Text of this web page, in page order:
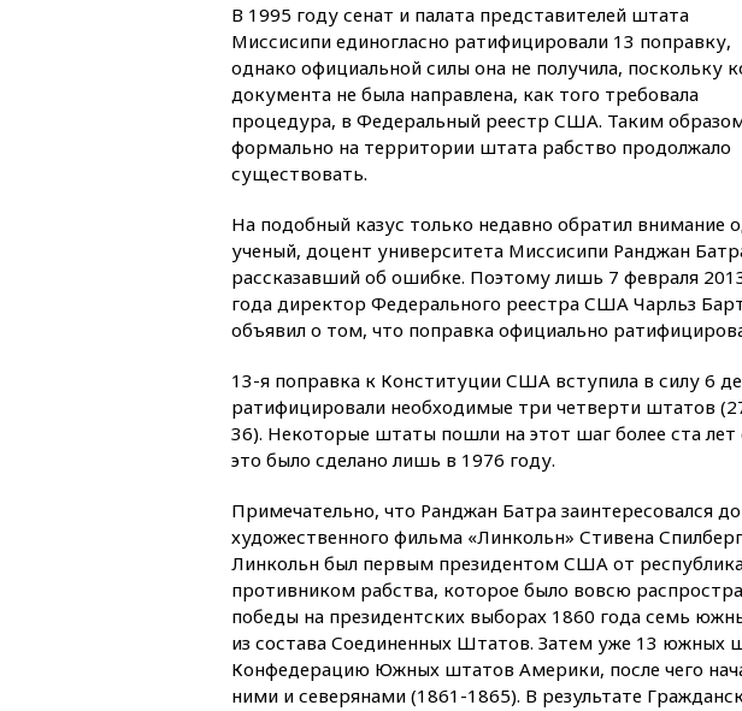
В 1995 году сенат и палата представителей штата
Миссисипи единогласно ратифицировали 13 поправку,
однако официальной силы она не получила, поскольку
документа не была направлена, как того требовала
процедура, в Федеральный реестр США. Таким
формально на территории штата рабство продолжало
существовать.
На подобный казус только недавно обратил внимание
ученый, доцент университета Миссисипи Ранджан
рассказавший об ошибке. Поэтому лишь 7 февраля
года директор Федерального реестра США Чарльз
объявил о том, что поправка официально
13-я поправка к Конституции США вступила в силу 6
ратифицировали необходимые три четверти штатов
36). Некоторые штаты пошли на этот шаг более ста
это было сделано лишь в 1976 году.
Примечательно, что Ранджан Батра заинтересовался
художественного фильма «Линкольн» Стивена
Линкольн был первым президентом США от
противником рабства, которое было вовсю
победы на президентских выборах 1860 года семь
из состава Соединенных Штатов. Затем уже 13 южных
Конфедерацию Южных штатов Америки, после чего
ними и северянами (1861-1865). В результате